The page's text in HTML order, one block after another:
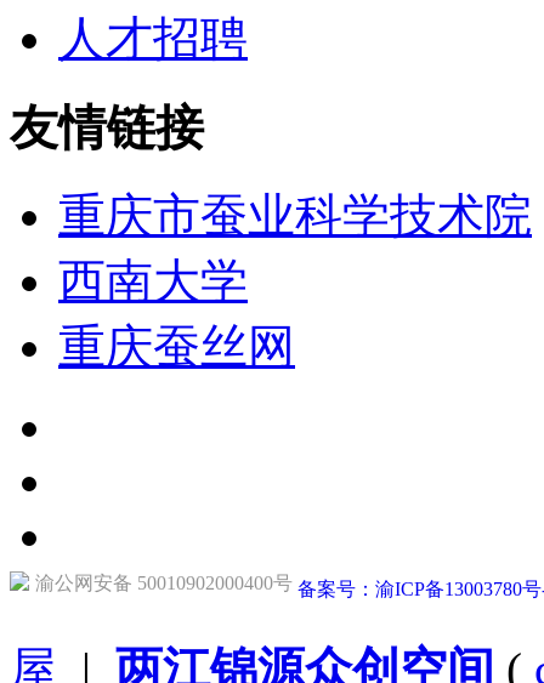
人才招聘
友情链接
重庆市蚕业科学技术院
西南大学
重庆蚕丝网
渝公网安备 50010902000400号 备案号：渝ICP备13003780
屋 | 两江锦源众创空间 (